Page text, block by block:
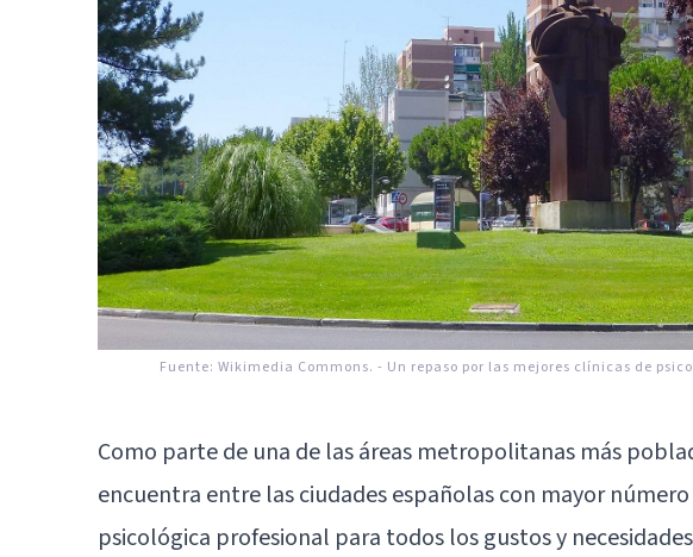
Fuente: Wikimedia Commons. - Un repaso por las mejores clínicas de
Como parte de una de las áreas metropolitanas más
encuentra entre las ciudades españolas con mayor número
psicológica profesional para todos los gustos y